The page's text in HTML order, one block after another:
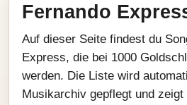
Fernando
Auf dieser Seite findest du
Express, die bei 1000
werden. Die Liste wird
Musikarchiv gepflegt und zeigt